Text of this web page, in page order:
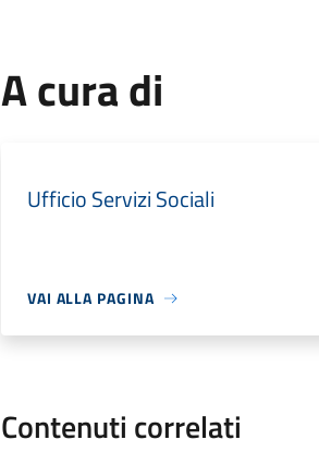
A cura di
Ufficio Servizi Sociali
VAI ALLA PAGINA
Contenuti correlati